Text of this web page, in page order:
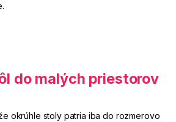
do malých priestorov
okrúhle stoly patria iba do rozmerovo